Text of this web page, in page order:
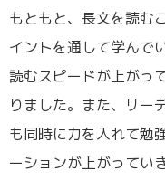
もともと、長文を読む
イントを通して学んで
読むスピードが上がっ
りました。また、リー
も同時に力を入れて勉
ーションが上がってい